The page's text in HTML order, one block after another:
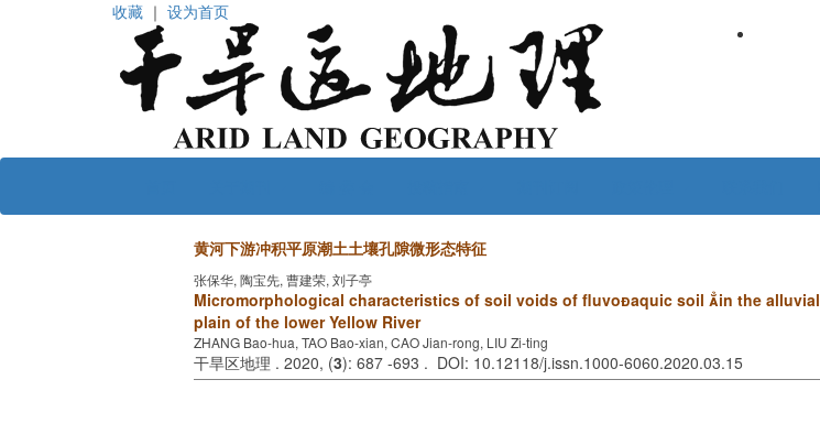
收藏 ｜ 设为首页
黄河下游冲积平原潮土土壤孔隙微形态特征
张保华, 陶宝先, 曹建荣, 刘子亭
Micromorphological characteristics of soil voids of fluvoaquic soil in the alluvial
plain of the lower Yellow River
ZHANG Bao-hua, TAO Bao-xian, CAO Jian-rong, LIU Zi-ting
干旱区地理 . 2020, (3): 687 -693 . DOI: 10.12118/j.issn.1000-6060.2020.03.15